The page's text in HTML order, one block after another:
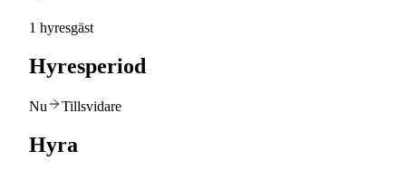
1 hyresgäst
Hyresperiod
Nu Tillsvidare
Hyra